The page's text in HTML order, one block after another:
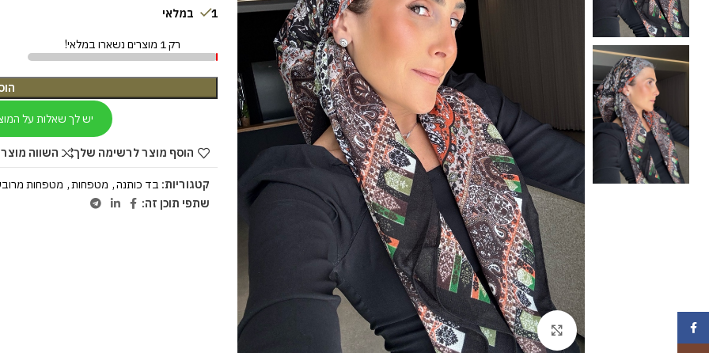
Click to enlarge
1 במלאי
רק 1 מוצרים נשארו במלאי!
יש לך שאלות על
הוסף מוצר לרשימה שלך השווה
קטגוריות: בד כותנה, מטפחות, מטפחות
שתפי תוכן זה: